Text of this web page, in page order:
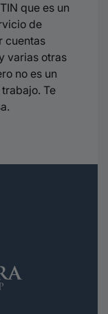
que es un
de
cuentas
varias otras
no es un
Te